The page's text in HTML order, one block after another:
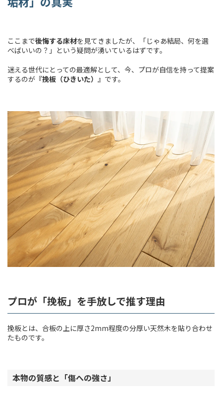
ここまで後悔する床材を見てきましたが、「じゃあ結局、何を選
べばいいの？」という疑問が湧いているはずです。
迷える世代にとっての最適解として、今、プロが自信を持って提案
するのが 『挽板（ひきいた） 』です。
プロが「挽板」を手放しで推す理由
挽板とは、合板の上に厚さ2mm程度の分厚い天然木を貼り合わせ
たものです。
本物の質感と「傷への強さ」